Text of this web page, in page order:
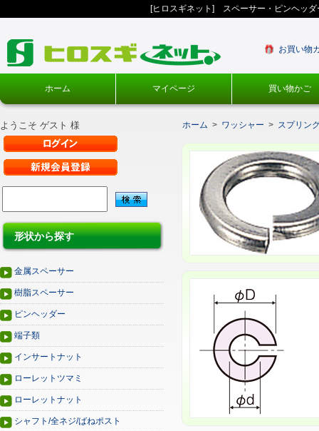
[ヒロスギネット] スペーサー・ピンヘッ
お買い物
ホーム マイページ 買い物かご
ようこそ ゲスト 様
形状から探す
金属スペーサー
樹脂スペーサー
ピンヘッダー
端子類
インサートナット
ローレットツマミ
ローレットナット
シャフト/全ネジ/ばねポスト
ホーム > ワッシャー > スプリン